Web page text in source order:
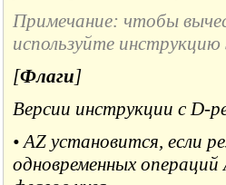
Примечание: чтобы
используйте
[Флаги]
Версии инструкции с D-
• AZ установится, если
одновременных